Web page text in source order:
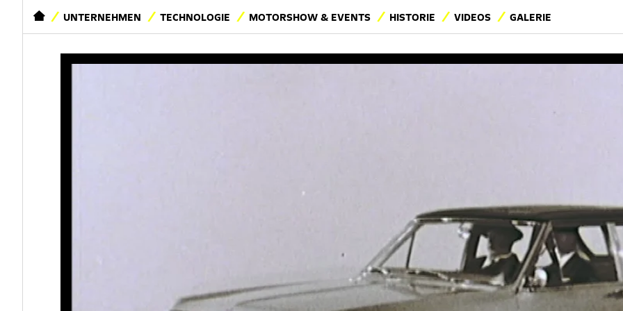
STARTSEITEUNTERNEHMEN TECHNOLOGIE MOTORSHOW & EVENTS HISTORIE VIDEOS GALERIE